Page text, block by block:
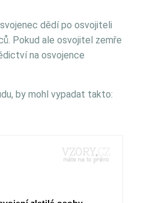
dědí po osvojiteli
Pokud ale osvojitel zemře
na osvojence
by mohl vypadat takto: